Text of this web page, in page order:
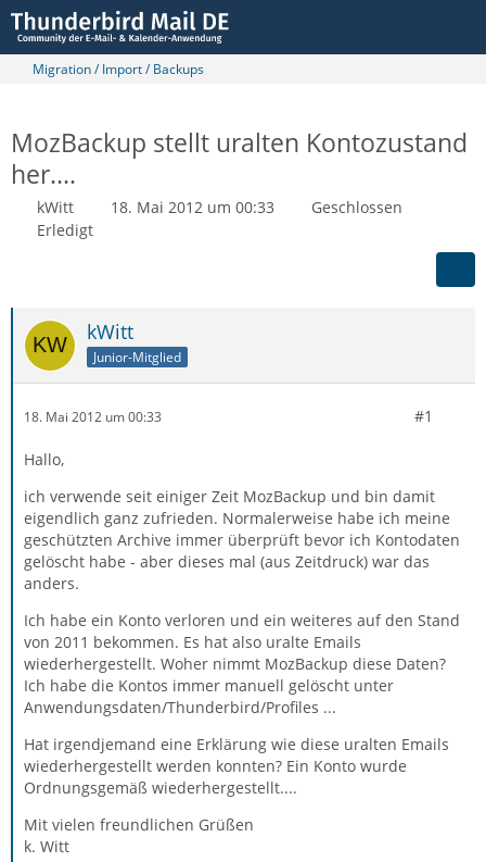
Migration / Import / Backups
MozBackup stellt uralten Kontozustand
her....
kWitt 18. Mai 2012 um 00:33
Geschlossen
Erledigt
kWitt
Junior-Mitglied
18. Mai 2012 um 00:33 #1
Hallo,
ich verwende seit einiger Zeit MozBackup und bin damit
eigendlich ganz zufrieden. Normalerweise habe ich meine
geschützten Archive immer überprüft bevor ich Kontodaten
gelöscht habe - aber dieses mal (aus Zeitdruck) war das
anders.
Ich habe ein Konto verloren und ein weiteres auf den Stand
von 2011 bekommen. Es hat also uralte Emails
wiederhergestellt. Woher nimmt MozBackup diese Daten?
Ich habe die Kontos immer manuell gelöscht unter
Anwendungsdaten/Thunderbird/Profiles ...
Hat irgendjemand eine Erklärung wie diese uralten Emails
wiederhergestellt werden konnten? Ein Konto wurde
Ordnungsgemäß wiederhergestellt....
Mit vielen freundlichen Grüßen
k. Witt